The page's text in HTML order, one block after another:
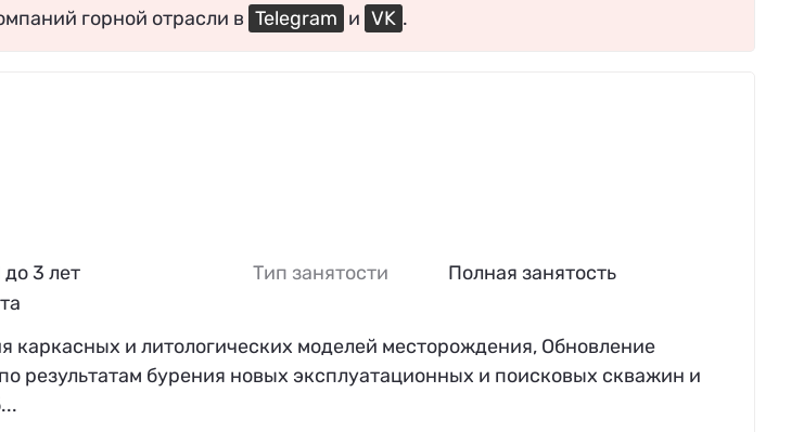
горной отрасли в Telegram и VK .
до 3 лет Тип занятости
Полная занятость
каркасных и литологических моделей месторождения, Обновление
результатам бурения новых эксплуатационных и поисковых скважин и